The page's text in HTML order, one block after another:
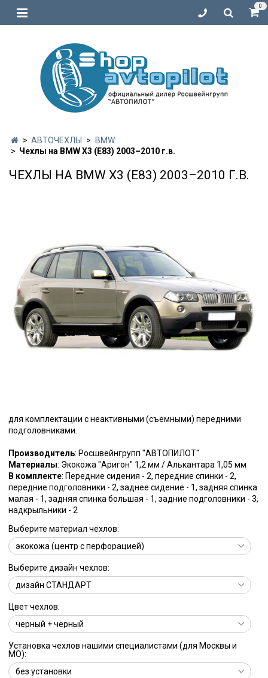
0
АВТОЧЕХЛЫ
BMW
Чехлы на BMW X3 (Е83) 2003–2010 г.в.
ЧЕХЛЫ НА BMW X3 (Е83) 2003–2010 Г.В.
для комплектации с неактивными (съемными) передними
подголовниками.
Производитель: Росшвейнгрупп "АВТОПИЛОТ"
Материалы: Экокожа "Аригон" 1,2 мм / Алькантара 1,05 мм
В комплекте: Передние сидения - 2, передние спинки - 2,
передние подголовники - 2, заднее сидение - 1, задняя спинка
малая - 1, задняя спинка большая - 1, задние подголовники - 3,
надкрыльники - 2
Выберите материал чехлов:
Выберите дизайн чехлов:
Цвет чехлов:
Установка чехлов нашими специалистами (для Москвы и
МО):